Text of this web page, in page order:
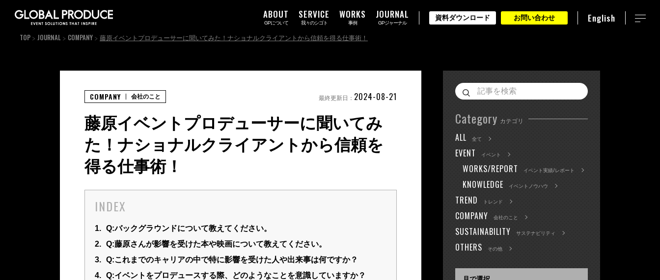
ABOUT
GPについて
SERVICE
我々のシゴト
WORKS
事例
JOURNAL
GPジャーナル
資料ダウンロード お問い合わせ English
TOP JOURNAL COMPANY 藤原イベントプロデューサーに聞いてみた！ナショナルクライアントから信頼を得る仕事術！
藤原イベントプロデューサーに聞いてみ
た！ナショナルクライアントから信頼を
得る仕事術！
INDEX
1. Q:バックグラウンドについて教えてください。
2. Q:藤原さんが影響を受けた本や映画について教えてください。
3. Q:これまでのキャリアの中で特に影響を受けた人や出来事は何ですか？
4. Q:イベントをプロデュースする際、どのようなことを意識していますか？
COMPANY 会社のこと 最終更新日： 2024-08-21
Category カテゴリ
ALL 全て
EVENT イベント
WORKS/REPORT イベント実績/レポート
KNOWLEDGE イベントノウハウ
TREND トレンド
COMPANY 会社のこと
SUSTAINABILITY サステナビリティ
OTHERS その他